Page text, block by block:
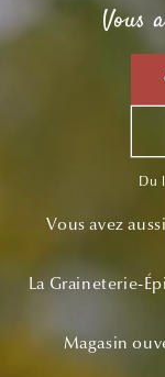
Vous
Du
Vous avez
La Graineterie-
Magasin